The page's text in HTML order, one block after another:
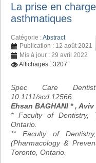
La prise en
asthmatiques
Catégorie :Abstract
Publication : 12 août 2021
Mis à jour : 29 avril 2022
Affichages : 3207
Spec Care Dentist.
10.1111/scd.12566.
Ehsan BAGHANI * , Aviv
* Faculty of Dentistry,
Ontario.
** Faculty of
(Pharmacology &
Toronto, Ontario.